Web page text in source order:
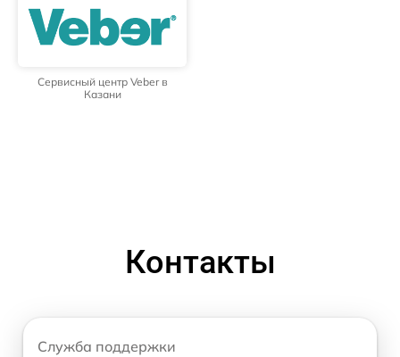
Сервисный центр Veber в
Казани
Контакты
Служба поддержки